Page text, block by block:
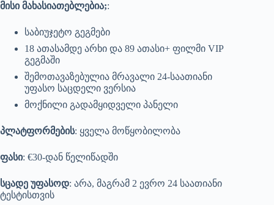
მისი მახასიათებლებია;:
საბიუჯეტო გეგმები
18 ათასამდე არხი და 89 ათასი+ ფილმი VIP
გეგმაში
შემოთავაზებულია მრავალი 24-საათიანი
უფასო საცდელი ვერსია
მოქნილი გადამყიდველი პანელი
პლატფორმების: ყველა მოწყობილობა
ფასი: €30-დან წელიწადში
სცადე უფასოდ: არა, მაგრამ 2 ევრო 24 საათიანი
ტესტისთვის